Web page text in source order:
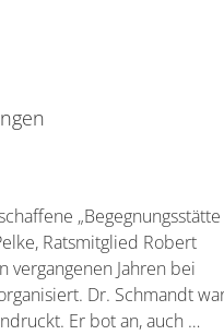
„Begegnungsstätte
Ratsmitglied Robert
vergangenen Jahren bei
Dr. Schmandt
Er bot an, auch …